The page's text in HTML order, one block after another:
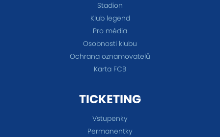
Stadion
Klub legend
Pro média
Osobnosti klubu
Ochrana oznamovatelů
Karta FCB
TICKETING
Vstupenky
Permanentky